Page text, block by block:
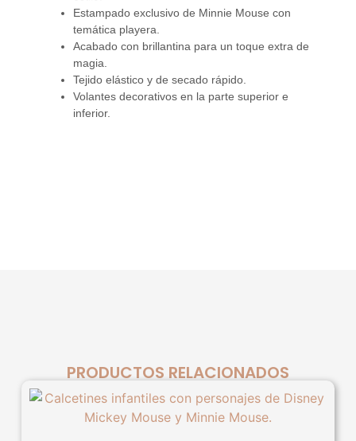
Estampado exclusivo de Minnie Mouse con
temática playera.
Acabado con brillantina para un toque extra de
magia.
Tejido elástico y de secado rápido.
Volantes decorativos en la parte superior e
inferior.
PRODUCTOS RELACIONADOS